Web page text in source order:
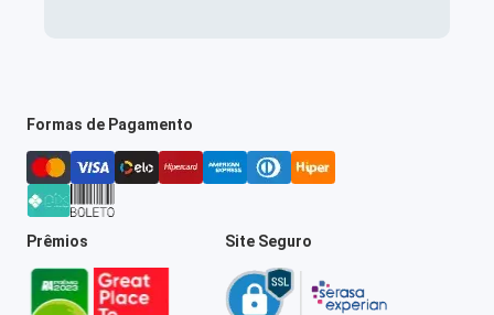
Formas de Pagamento
Prêmios Site Seguro